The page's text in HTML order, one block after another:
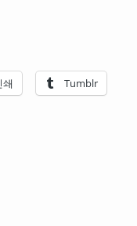
쇄 Tumblr